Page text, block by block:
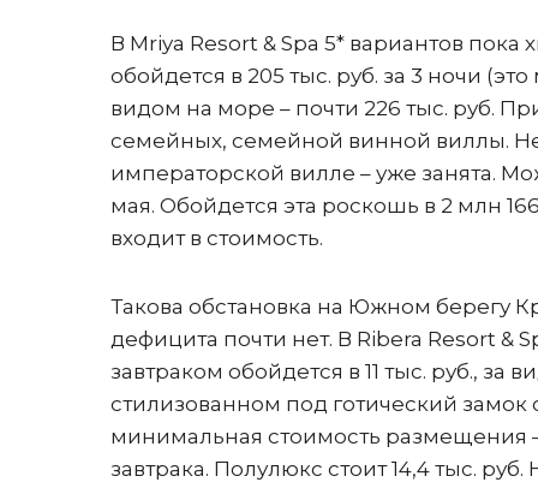
В Mriya Resort & Spa 5* вариантов
обойдется в 205 тыс. руб. за 3 ночи
видом на море – почти 226 тыс. руб.
семейных, семейной винной виллы.
императорской вилле – уже занята.
мая. Обойдется эта роскошь в 2 млн
входит в стоимость.
Такова обстановка на Южном берегу
дефицита почти нет. В Ribera Resort &
завтраком обойдется в 11 тыс. руб., за
стилизованном под готический замок
минимальная стоимость размещения –
завтрака. Полулюкс стоит 14,4 тыс.